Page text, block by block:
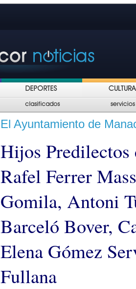
El Ayuntamiento de
Hijos Predilectos
Rafel Ferrer
Gomila, Antoni
Barceló Bover,
Elena Gómez
Fullana